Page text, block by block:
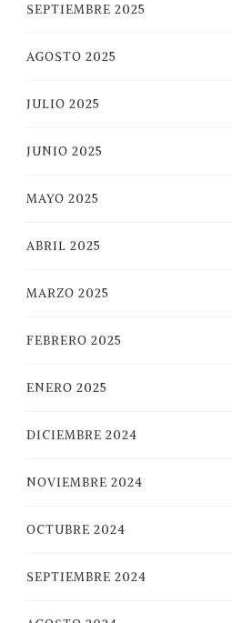
SEPTIEMBRE 2025
AGOSTO 2025
JULIO 2025
JUNIO 2025
MAYO 2025
ABRIL 2025
MARZO 2025
FEBRERO 2025
ENERO 2025
DICIEMBRE 2024
NOVIEMBRE 2024
OCTUBRE 2024
SEPTIEMBRE 2024